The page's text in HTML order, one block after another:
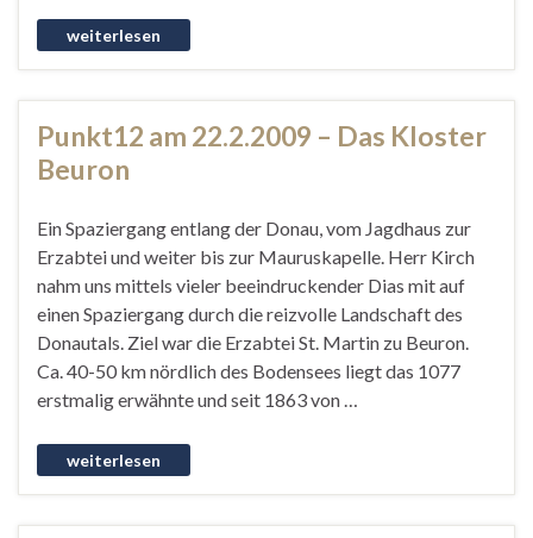
Punkt12 am 22.2.2009 – Das Kloster
Beuron
Ein Spaziergang entlang der Donau, vom Jagdhaus zur
Erzabtei und weiter bis zur Mauruskapelle. Herr Kirch
nahm uns mittels vieler beeindruckender Dias mit auf
einen Spaziergang durch die reizvolle Landschaft des
Donautals. Ziel war die Erzabtei St. Martin zu Beuron.
Ca. 40-50 km nördlich des Bodensees liegt das 1077
erstmalig erwähnte und seit 1863 von …